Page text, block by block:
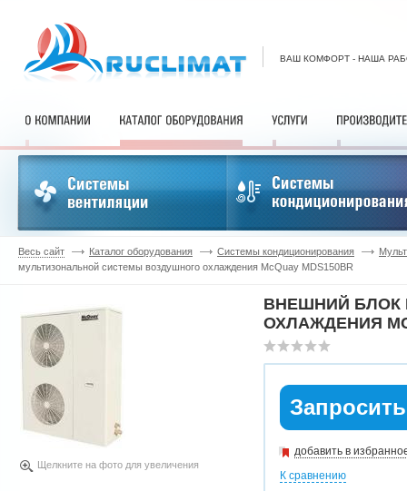
ВАШ КОМФОРТ - НАША
Весь сайт Каталог оборудования Системы кондиционирования
мультизональной системы воздушного охлаждения McQuay MDS150BR
Щелкните на фото для увеличения
ВНЕШНИЙ БЛОК
ОХЛАЖДЕНИЯ
добавить в
К сравнению